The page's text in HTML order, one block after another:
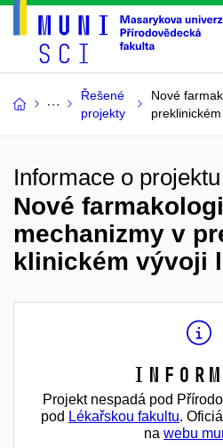
Řešené
projekty
Nové
Informace o projektu
Nové
mechanizmy v
klinickém vývoji
Projekt nespadá pod
pod Lékařskou fakultu.
na webu